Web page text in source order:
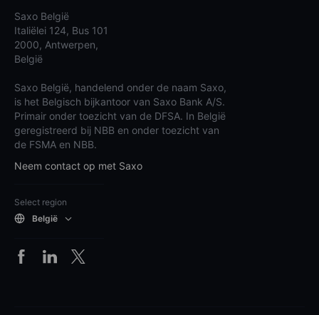
Saxo België
Italiëlei 124, Bus 101
2000, Antwerpen,
België
Saxo België, handelend onder de naam Saxo,
is het Belgisch bijkantoor van Saxo Bank A/S.
Primair onder toezicht van de DFSA. In België
geregistreerd bij NBB en onder toezicht van
de FSMA en NBB.
Neem contact op met Saxo
Select region
België